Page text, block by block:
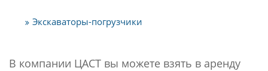
Экскаваторы-погрузчики
В компании ЦАСТ вы можете взять в аренду